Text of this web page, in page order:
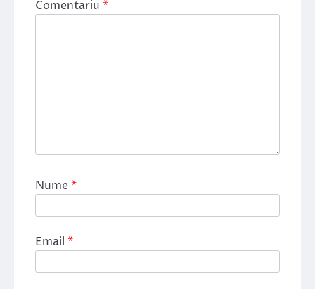
Comentariu *
Nume*
Email *